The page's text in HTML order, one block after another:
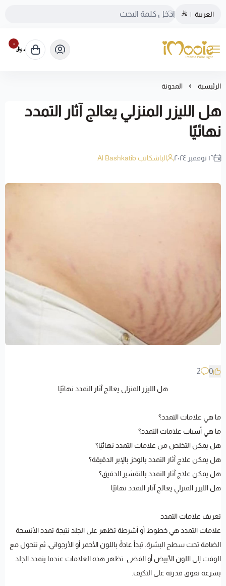
العربية |
الموقع الرسمي ليزر منزلي اي مووي
٠
٠
الرئيسية المدونة
هل الليزر المنزلي يعالج آثار التمدد
نهائيًا
١٦ نوفمبر ٢٠٢٤ الباشكاتب Al Bashkatib
0
2
هل الليزر المنزلي يعالج آثار التمدد نهائيًا
ما هي علامات التمدد؟
ما هي أسباب علامات التمدد؟
هل يمكن التخلص من علامات التمدد نهائيًا؟
هل يمكن علاج آثار التمدد بالوخز بالإبر الدقيقة؟
هل يمكن علاج آثار التمدد بالتقشير الدقيق؟
هل الليزر المنزلي يعالج آثار التمدد نهائيًا
تعريف علامات التمدد
علامات التمدد هي خطوط أو أشرطة تظهر على الجلد نتيجة تمدد الأنسجة
الضامة تحت سطح البشرة. تبدأ عادةً باللون الأحمر أو الأرجواني، ثم تتحول مع
الوقت إلى اللون الأبيض أو الفضي. تظهر هذه العلامات عندما يتمدد الجلد
بسرعة تفوق قدرته على التكيف.